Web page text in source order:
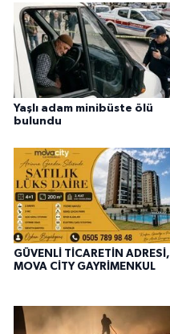
Yaşlı adam minibüste ölü
bulundu
GÜVENLİ TİCARETİN ADRESİ,
MOVA CİTY GAYRİMENKUL